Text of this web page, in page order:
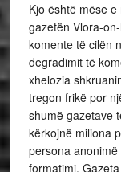
Kjo është mëse
gazetën Vlora-
komente të cilën
degradimit të
xhelozia
tregon frikë por
shumë gazetave
kërkojnë miliona
persona
formatimi.